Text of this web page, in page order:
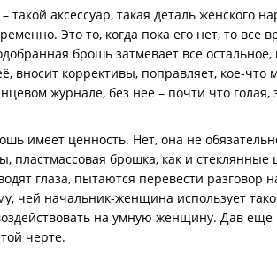
– такой аксессуар, такая деталь женского
Это то, когда пока его нет, то все
брошь затмевает все
вносит коррективы, поправляет, кое-
журнале, без неё – почти что голая,
имеет ценность. Нет, она не
пластмассовая брошка, как и
глаза, пытаются перевести
чей начальник-женщина использует
на умную женщину. Дав
черте.